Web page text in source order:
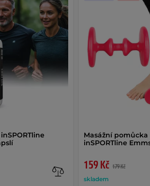
Masážní
inSPORTline
159 Kč 179 Kč
skladem